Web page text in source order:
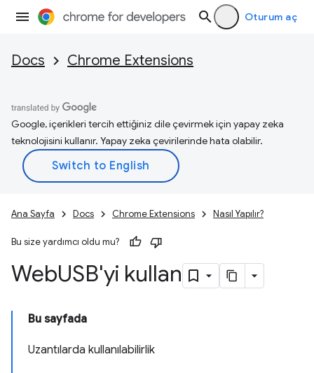
Oturum aç
Docs Chrome Extensions
Google, içerikleri tercih ettiğiniz dile çevirmek için yapay zeka
teknolojisini kullanır. Yapay zeka çevirilerinde hata olabilir.
Ana Sayfa Docs Chrome Extensions Nasıl Yapılır?
Bu size yardımcı oldu mu?
WebUSB'yi kullan
Bu sayfada
Uzantılarda kullanılabilirlik